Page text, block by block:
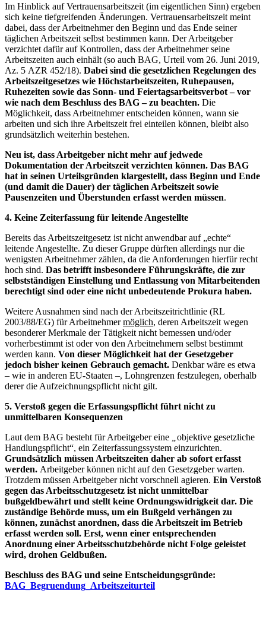
Im Hinblick auf Vertrauensarbeitszeit (im eigentlichen Sinn) ergeben
sich keine tiefgreifenden Änderungen. Vertrauensarbeitszeit meint
dabei, dass der Arbeitnehmer den Beginn und das Ende seiner
täglichen Arbeitszeit selbst bestimmen kann. Der Arbeitgeber
verzichtet dafür auf Kontrollen, dass der Arbeitnehmer seine
Arbeitszeiten auch einhält (so auch BAG, Urteil vom 26. Juni 2019,
Az. 5 AZR 452/18). Dabei sind die gesetzlichen Regelungen des
Arbeitszeitgesetzes wie Höchstarbeitszeiten, Ruhepausen,
Ruhezeiten sowie das Sonn- und Feiertagsarbeitsverbot – vor
wie nach dem Beschluss des BAG – zu beachten. Die
Möglichkeit, dass Arbeitnehmer entscheiden können, wann sie
arbeiten und sich ihre Arbeitszeit frei einteilen können, bleibt also
grundsätzlich weiterhin bestehen.
Neu ist, dass Arbeitgeber nicht mehr auf jedwede
Dokumentation der Arbeitszeit verzichten können. Das BAG
hat in seinen Urteilsgründen klargestellt, dass Beginn und Ende
(und damit die Dauer) der täglichen Arbeitszeit sowie
Pausenzeiten und Überstunden erfasst werden müssen.
4. Keine Zeiterfassung für leitende Angestellte
Bereits das Arbeitszeitgesetz ist nicht anwendbar auf „echte“
leitende Angestellte. Zu dieser Gruppe dürften allerdings nur die
wenigsten Arbeitnehmer zählen, da die Anforderungen hierfür recht
hoch sind. Das betrifft insbesondere Führungskräfte, die zur
selbstständigen Einstellung und Entlassung von Mitarbeitenden
berechtigt sind oder eine nicht unbedeutende Prokura haben.
Weitere Ausnahmen sind nach der Arbeitszeitrichtlinie (RL
2003/88/EG) für Arbeitnehmermöglich, deren Arbeitszeit wegen
besonderer Merkmale der Tätigkeit nicht bemessen und/oder
vorherbestimmt ist oder von den Arbeitnehmern selbst bestimmt
werden kann. Von dieser Möglichkeit hat der Gesetzgeber
jedoch bisher keinen Gebrauch gemacht. Denkbar wäre es etwa
– wie in anderen EU-Staaten –, Lohngrenzen festzulegen, oberhalb
derer die Aufzeichnungspflicht nicht gilt.
5. Verstoß gegen die Erfassungspflicht führt nicht zu
unmittelbaren Konsequenzen
Laut dem BAG besteht für Arbeitgeber eine
objektive gesetzliche
Handlungspflicht“, ein Zeiterfassungssystem einzurichten.
Grundsätzlich müssen Arbeitszeiten daher ab sofort erfasst
werden. Arbeitgeber können nicht auf den Gesetzgeber warten.
Trotzdem müssen Arbeitgeber nicht vorschnell agieren. Ein Verstoß
gegen das Arbeitsschutzgesetz ist nicht unmittelbar
bußgeldbewährt und stellt keine Ordnungswidrigkeit dar. Die
zuständige Behörde muss, um ein Bußgeld verhängen zu
können, zunächst anordnen, dass die Arbeitszeit im Betrieb
erfasst werden soll. Erst, wenn einer entsprechenden
Anordnung einer Arbeitsschutzbehörde nicht Folge geleistet
wird, drohen Geldbußen.
Beschluss des BAG und seine Entscheidungsgründe:
BAG_Begruendung_Arbeitszeiturteil